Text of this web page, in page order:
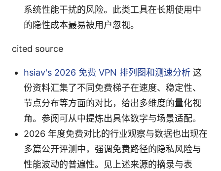
系统性能干扰的风险。此类工具在长期使用中
的隐性成本最易被用户忽视。
cited source
hsiav's 2026 免费 VPN 排列图和测速分析 这
份资料汇集了不同免费梯子在速度、稳定性、
节点分布等方面的对比，给出多维度的量化视
角。参阅可从中提炼出具体数字与场景适配。
2026 年度免费对比的行业观察与数据也出现在
多篇公开评测中，强调免费路径的隐私风险与
性能波动的普遍性。见上述来源的摘录与表